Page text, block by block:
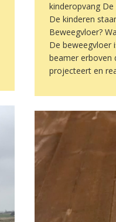
kinderopvang
De kinderen
Beweegvloer?
De beweegvloer
beamer erboven
projecteert en